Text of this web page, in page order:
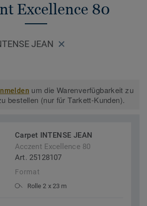
Excellence 80
JEAN
um die Warenverfügbarkeit zu
bestellen (nur für Tarkett-Kunden).
Carpet INTENSE JEAN
Acczent Excellence 80
Art. 25128107
Format
Rolle 2 x 23 m